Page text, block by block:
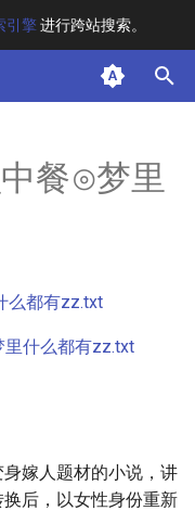
引擎进行跨站搜索。
餐⊙梦里
么都有zz.txt
什么都有zz.txt
身嫁人题材的小说，讲
后，以女性身份重新